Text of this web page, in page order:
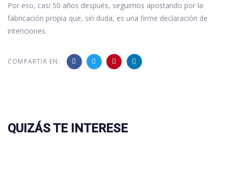
Por eso, casi 50 años después, seguimos apostando por la
fabricación propia que, sin duda, es una firme declaración de
intenciones.
COMPARTIR EN:
QUIZÁS TE INTERESE